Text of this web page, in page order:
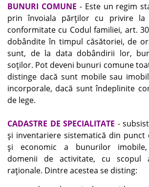
BUNURI COMUNE - Este un regim
prin învoiala părţilor cu privire
conformitate cu Codul familiei, art.
dobândite în timpul căsătoriei, de
sunt, de la data dobândirii lor,
soţilor. Pot deveni bunuri comune
distinge dacă sunt mobile sau
incorporale, dacă sunt îndeplinite
de lege.
CADASTRE DE SPECIALITATE -
şi inventariere sistematică din punct
şi economic a bunurilor
domenii de activitate, cu scopul
raţionale. Dintre acestea se disting: